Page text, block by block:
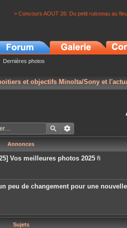
> Concours AOUT 26: Du petit ruisseau au
Dernières photos
et objectifs Minolta/Sony et
Annonces
Vos meilleures photos 2025
c
e
n
peu de changement pour une nouvelle
Sujets